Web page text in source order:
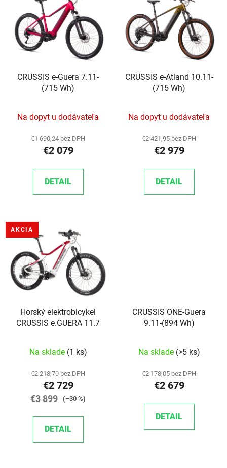
CRUSSIS e-Guera 7.11-
(715 Wh)
Na dopyt u dodávateľa
€1 690,24 bez DPH
€2 079
DETAIL
CRUSSIS e-Atland 10.11-
(715 Wh)
Na dopyt u dodávateľa
€2 421,95 bez DPH
€2 979
DETAIL
AKCIA
Horský elektrobicykel
CRUSSIS e.GUERA 11.7
Na sklade (1 ks)
€2 218,70 bez DPH
€2 729
€3 899 (–30 %)
DETAIL
CRUSSIS ONE-Guera
9.11-(894 Wh)
Na sklade (>5 ks)
€2 178,05 bez DPH
€2 679
DETAIL